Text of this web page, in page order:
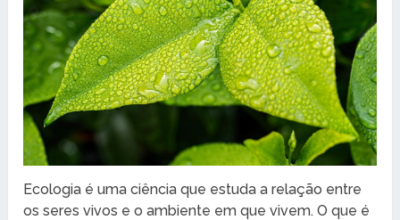
Ecologia é uma ciência que estuda a relação entre
os seres vivos e o ambiente em que vivem. O que é